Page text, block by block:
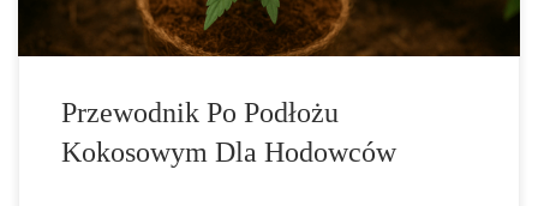
Przewodnik Po Podłożu
Kokosowym Dla Hodowców